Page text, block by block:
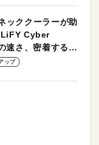
ッククーラーが助
Cyber
速さ、密着する冷
作性がグッド！
ップ